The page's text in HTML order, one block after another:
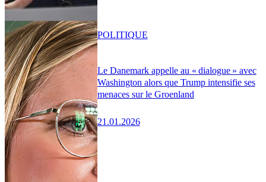
Le Danemark appelle au « dialogue » avec
Washington alors que Trump intensifie ses
menaces sur le Groenland
21.01.2026
POLITIQUE